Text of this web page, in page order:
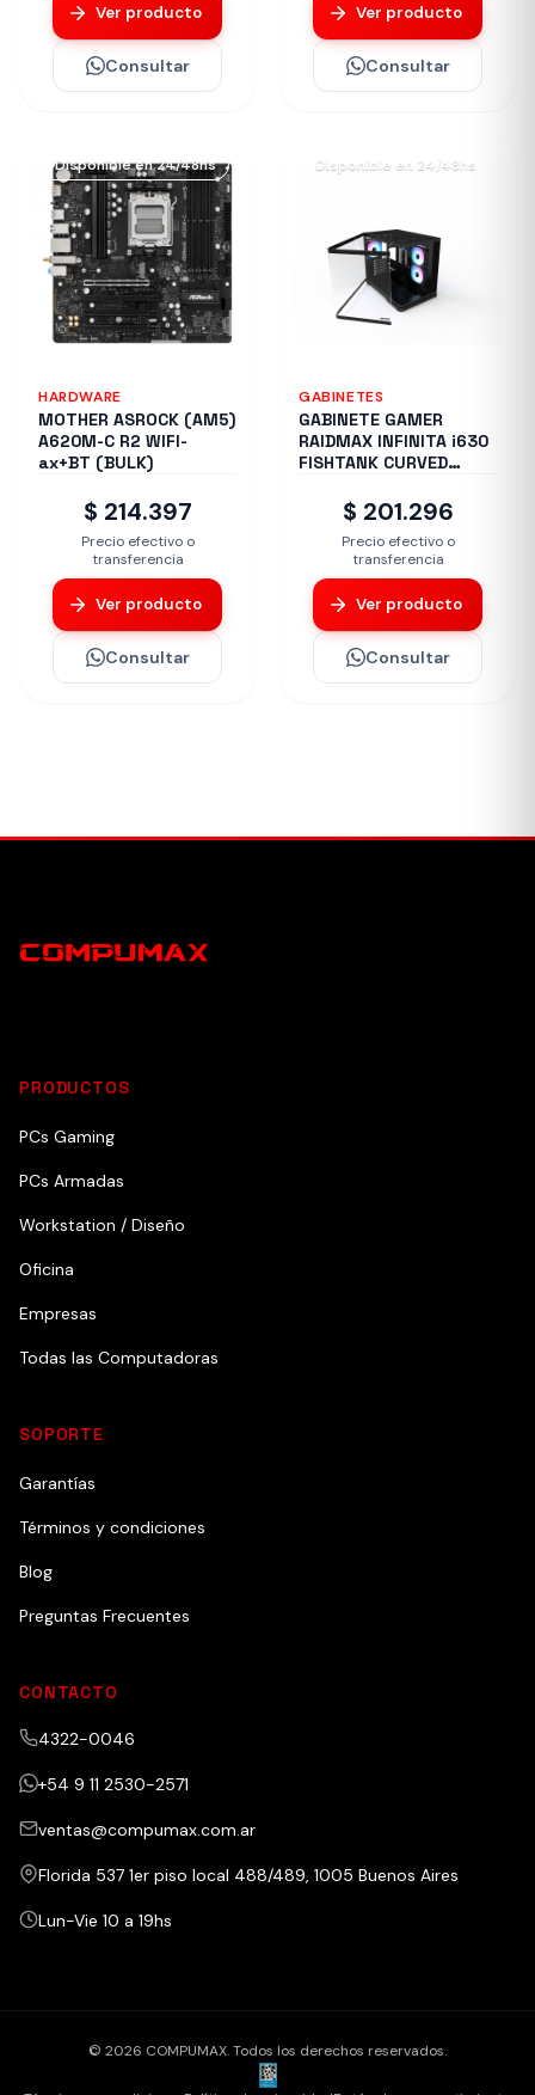
Ver producto
Consultar
Ver producto
Consultar
Disponible en 24/48hs
HARDWARE
MOTHER ASROCK (AM5)
A620M-C R2 WIFI-
ax+BT (BULK)
$ 214.397
Precio efectivo o
transferencia
Ver producto
Consultar
Disponible en 24/48hs
GABINETES
GABINETE GAMER
RAIDMAX INFINITA i630
FISHTANK CURVED
$ 201.296
Precio efectivo o
transferencia
Ver producto
Consultar
PRODUCTOS
PCs Gaming
PCs Armadas
Workstation / Diseño
Oficina
Empresas
Todas las Computadoras
SOPORTE
Garantías
Términos y condiciones
Blog
Preguntas Frecuentes
CONTACTO
4322-0046
+54 9 11 2530-2571
ventas@compumax.com.ar
Florida 537 1er piso local 488/489, 1005 Buenos Aires
Lun-Vie 10 a 19hs
© 2026 COMPUMAX. Todos los derechos reservados.